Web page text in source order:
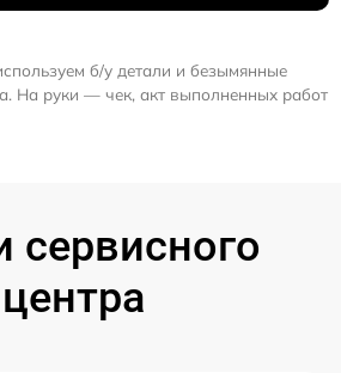
б/у детали и безымянные
На руки — чек, акт выполненных работ
сервисного
центра